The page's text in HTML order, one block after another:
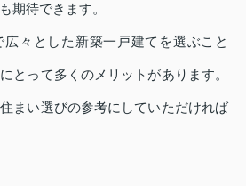
期待できます。
々とした新築一戸建てを選ぶこと
とって多くのメリットがあります。
まい選びの参考にしていただければ